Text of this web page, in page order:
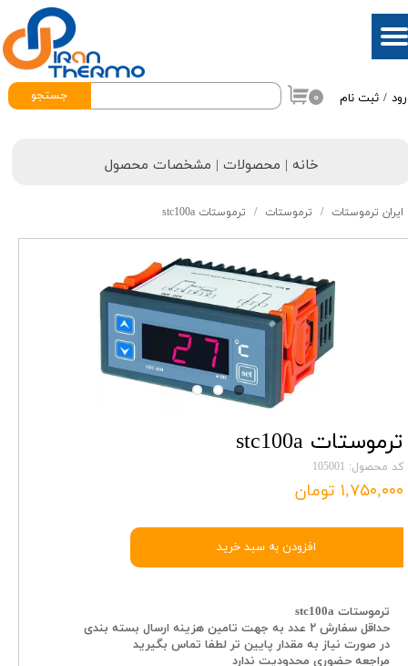
/ ثبت نام
حساب کاربری من
خروج از حساب کاربری
جستجو ۰
خانه | محصولات | مشخصات محصول
ایران ترموستات ترموستات ترموستات stc100a
ترموستات stc100a
کد محصول: 105001
۱,۷۵۰,۰۰۰ تومان
افزودن به سبد خرید
ترموستات stc100a
حداقل سفارش ۲ عدد به جهت تامین هزینه ارسال بسته بندی
در صورت نیاز به مقدار پایین تر لطفا تماس بگیرید
مراجعه حضوری محدودیت ندارد